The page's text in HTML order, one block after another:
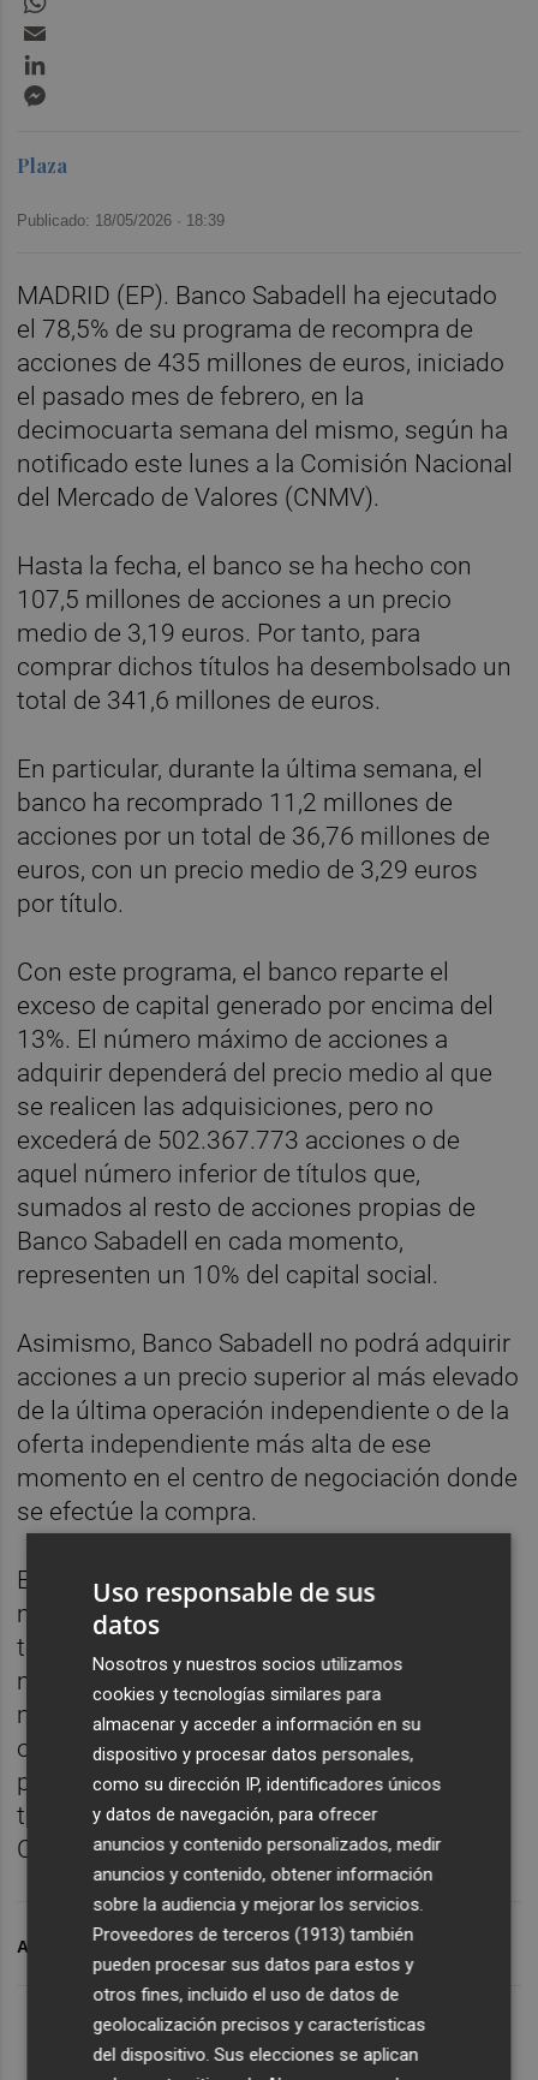
Plaza
Publicado: 18/05/2026 · 18:39
MADRID (EP). Banco Sabadell ha ejecutado
el 78,5% de su programa de recompra de
acciones de 435 millones de euros, iniciado
el pasado mes de febrero, en la
decimocuarta semana del mismo, según ha
notificado este lunes a la Comisión Nacional
del Mercado de Valores (CNMV).
Hasta la fecha, el banco se ha hecho con
107,5 millones de acciones a un precio
medio de 3,19 euros. Por tanto, para
comprar dichos títulos ha desembolsado un
total de 341,6 millones de euros.
En particular, durante la última semana, el
banco ha recomprado 11,2 millones de
acciones por un total de 36,76 millones de
euros, con un precio medio de 3,29 euros
por título.
Con este programa, el banco reparte el
exceso de capital generado por encima del
13%. El número máximo de acciones a
adquirir dependerá del precio medio al que
se realicen las adquisiciones, pero no
excederá de 502.367.773 acciones o de
aquel número inferior de títulos que,
sumados al resto de acciones propias de
Banco Sabadell en cada momento,
representen un 10% del capital social.
Asimismo, Banco Sabadell no podrá adquirir
acciones a un precio superior al más elevado
de la última operación independiente o de la
oferta independiente más alta de ese
momento en el centro de negociación donde
se efectúe la compra.
El programa de recompra finalizará como
máximo el 31 de diciembre de 2026 y, en
todo caso, cuando se alcance el importe
monetario máximo o se adquiera el número
máximo de acciones que constituyen su
objeto. Las adquisiciones bajo este
programa de recompra podrán efectuarse
tanto en el Mercado Continuo como en
CBOE DXE.
ARCHIVADO EN BANCO SABADELL
Uso responsable de sus
datos
Nosotros y nuestros socios utilizamos
cookies y tecnologías similares para
almacenar y acceder a información en su
dispositivo y procesar datos personales,
como su dirección IP, identificadores únicos
y datos de navegación, para ofrecer
anuncios y contenido personalizados, medir
anuncios y contenido, obtener información
sobre la audiencia y mejorar los servicios.
Proveedores de terceros (1913) también
pueden procesar sus datos para estos y
otros fines, incluido el uso de datos de
geolocalización precisos y características
del dispositivo. Sus elecciones se aplican